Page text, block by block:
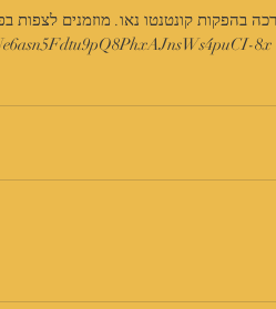
בהפקות קונטנטו נאו. מוזמנים לצפות
8x